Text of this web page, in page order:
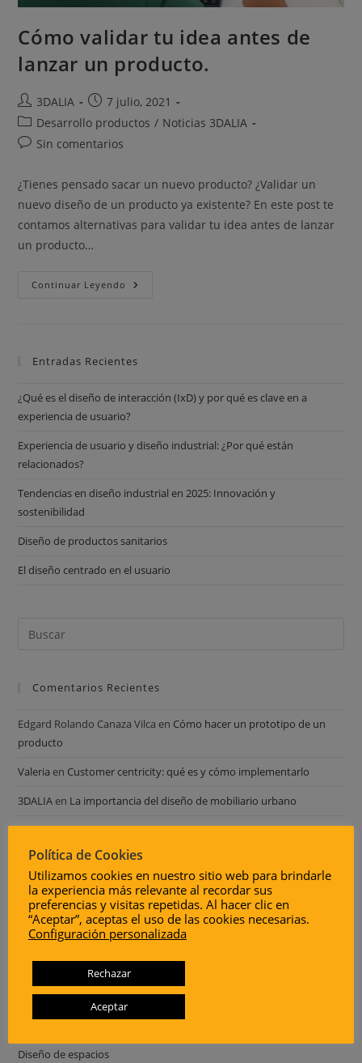
Cómo validar tu idea antes de
lanzar un producto.
3DALIA
7 julio, 2021
Desarrollo productos / Noticias 3DALIA
Sin comentarios
¿Tienes pensado sacar un nuevo producto? ¿Validar un
nuevo diseño de un producto ya existente? En este post te
contamos alternativas para validar tu idea antes de lanzar
un producto…
Continuar Leyendo
Entradas Recientes
¿Qué es el diseño de interacción (IxD) y por qué es clave en a
experiencia de usuario?
Experiencia de usuario y diseño industrial: ¿Por qué están
relacionados?
Tendencias en diseño industrial en 2025: Innovación y
sostenibilidad
Diseño de productos sanitarios
El diseño centrado en el usuario
Comentarios Recientes
Edgard Rolando Canaza Vilca en Cómo hacer un prototipo de un
producto
Valeria en Customer centricity: qué es y cómo implementarlo
3DALIA en La importancia del diseño de mobiliario urbano
OswaldoenLa importancia del diseño de mobiliario urbano
Ing. Juan Carlos Navarroen
necesitas saber
Categorías
3DALIA Soluciones
Diseño de espacios
Política de Cookies
Utilizamos cookies en nuestro sitio web para brindarle
la experiencia más relevante al recordar sus
preferencias y visitas repetidas. Al hacer clic en
“Aceptar”, aceptas el uso de las cookies necesarias.
Configuración personalizada
Rechazar
Aceptar